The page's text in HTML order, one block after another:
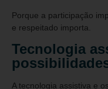
Porque a participação
e respeitado importa.
Tecnologia
A tecnologia assistiva e